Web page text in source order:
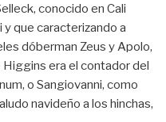
conocido en Cali
y que caracterizando a
dóberman Zeus y Apolo,
Higgins era el contador del
o Sangiovanni, como
navideño a los hinchas,